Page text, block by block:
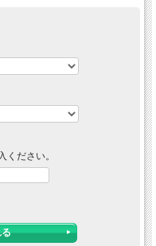
ください。